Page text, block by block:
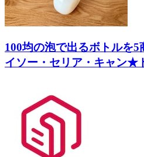
100均の泡で出るボトルを
イソー・セリア・キャン★